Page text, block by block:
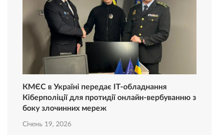
КМЄС в Україні передає ІТ-обладнання
Кіберполіції для протидії онлайн-вербуванню з
боку злочинних мереж
Січень 19, 2026